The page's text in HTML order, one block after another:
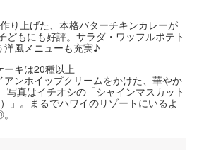
り上げた、本格バターチキンカレーが
どもにも好評。サラダ・ワッフルポテト
洋風メニューも充実♪
キは20種以上
ンホイップクリームをかけた、華やか
写真はイチオシの「シャインマスカット
」。まるでハワイのリゾートにいるよ